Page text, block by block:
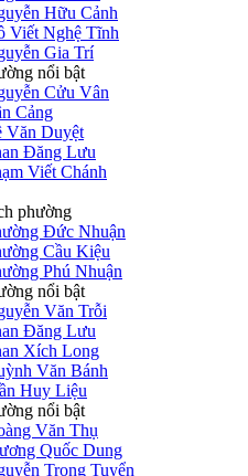
Hữu Cảnh
Viết Nghệ Tĩnh
Gia Trí
nổi bật
Cửu Vân
Cảng
Văn Duyệt
Đăng Lưu
Viết Chánh
phường
Đức Nhuận
Cầu Kiệu
Phú Nhuận
nổi bật
Văn Trỗi
Đăng Lưu
Xích Long
Văn Bánh
Huy Liệu
nổi bật
Văn Thụ
Quốc Dung
Trọng Tuyển